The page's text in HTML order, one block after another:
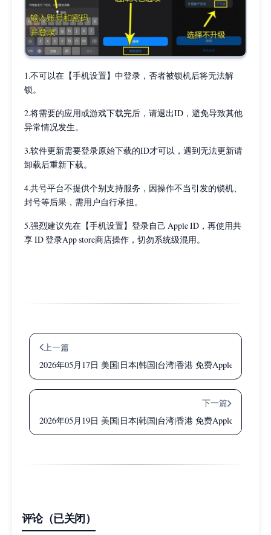
1.不可以在【手机设置】中登录，否者被锁机后将无法解
锁。
2.将需要的应用或游戏下载完后，请退出ID，避免导致其他
异常情况发生。
3.软件更新需要登录原始下载的ID才可以，遇到无法更新请
卸载后重新下载。
4.共号平台不提供个别支持服务，因操作不当引发的锁机、
封号等后果，需用户自行承担。
5.强烈建议先在【手机设置】登录自己 Apple ID，再使用共
享 ID 登录App store商店操作，切勿系统级混用。
上一篇
2026年05月17日 美国|日本|韩国|台湾|香港 免费Apple ID共享
下一篇
2026年05月19日 美国|日本|韩国|台湾|香港 免费Apple ID共享
评论（已关闭）